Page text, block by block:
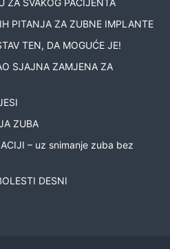
ZA SVAKOG PACIJENTA
PITANJA ZA ZUBNE IMPLANTE
TEN, DA MOGUĆE JE!
SJAJNA ZAMJENA ZA
ZUBA
– uz snimanje zuba bez
DESNI